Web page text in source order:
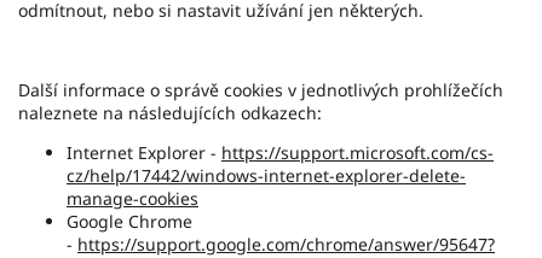
odmítnout, nebo si nastavit užívání jen některých.
Další informace o správě cookies v jednotlivých prohlížečích
naleznete na následujících odkazech:
Internet Explorer - https://support.microsoft.com/cs-
cz/help/17442/windows-internet-explorer-delete-
manage-cookies
Google Chrome
- https://support.google.com/chrome/answer/95647?